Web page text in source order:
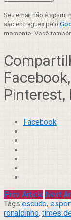
Seu email não é spam,
são entregues pelo
momento. Você
Pinterest,
Facebook
Prev Article Next
Tags:escudo,
ronaldinho, times